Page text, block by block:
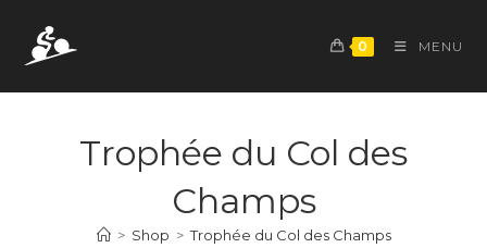
content
0 MENU
Trophée du Col des
Champs
> Shop > Trophée du Col des Champs